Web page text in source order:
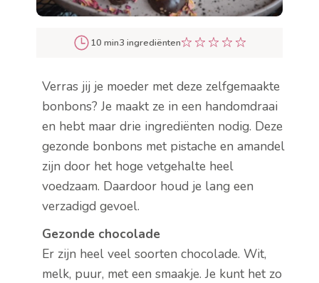
10 min3 ingrediënten
Verras jij je moeder met deze zelfgemaakte
bonbons? Je maakt ze in een handomdraai
en hebt maar drie ingrediënten nodig. Deze
gezonde bonbons met pistache en amandel
zijn door het hoge vetgehalte heel
voedzaam. Daardoor houd je lang een
verzadigd gevoel.
Gezonde chocolade
Er zijn heel veel soorten chocolade. Wit,
melk, puur, met een smaakje. Je kunt het zo